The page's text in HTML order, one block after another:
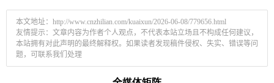
本文地址： http://www.cnzhilian.com/kuaixun/2026-06-08/779656.html
友情提示：文章内容为作者个人观点，不代表本站立场且不构成任何建议，
本站拥有对此声明的最终解释权。如果读者发现稿件侵权、失实、错误等问
题，可联系我们处理